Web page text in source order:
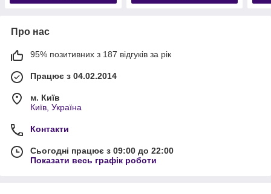
Про нас
95% позитивних з 187 відгуків за рік
Працює з 04.02.2014
м. Київ
Київ, Україна
Контакти
Сьогодні працює з 09:00 до 22:00
Показати весь графік роботи